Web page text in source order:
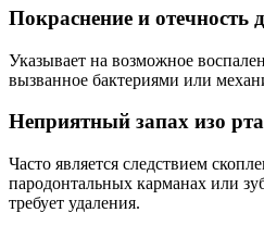
Покраснение и отечность
Указывает на возможное
вызванное бактериями или
Неприятный запах изо
Часто является следствием
пародонтальных карманах или
требует удаления.